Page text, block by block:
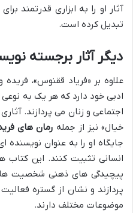
آثار او را به ابزاری قدرتمند
تبدیل کرده است.
دیگر آثار برجسته
علاوه بر «فریاد ققنوس»، فریده
ادبی خود دارد که هر یک به
اجتماعی و زنان می پردازند.
خیال» نیز از جمله رمان های
جایگاه او را به عنوان
انسانی تثبیت کنند. این کتاب
پیچیدگی های ذهنی شخصیت ها
پردازند و نشان از گستره
موضوعات مختلف دارند.